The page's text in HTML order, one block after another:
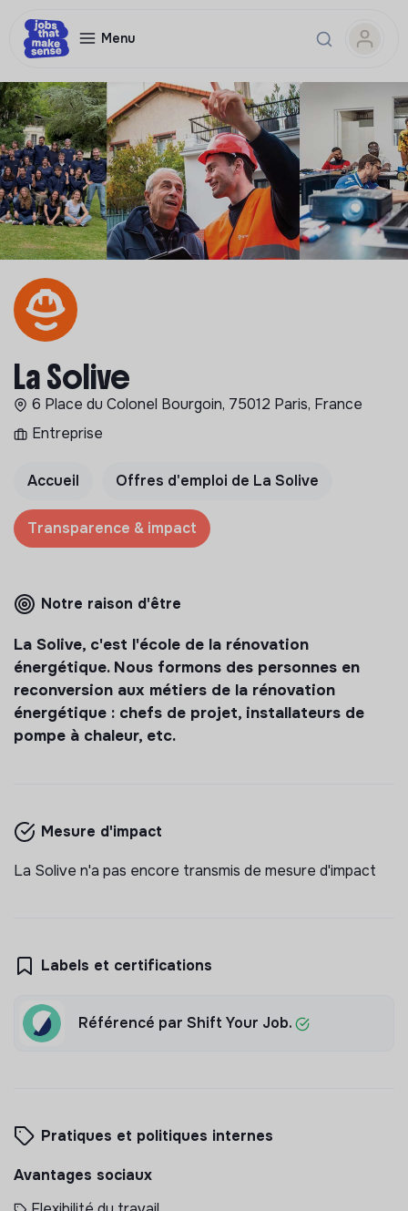
Menu
La Solive
6 Place du Colonel Bourgoin, 75012 Paris, France
Entreprise
Accueil Offres d'emploi de La Solive
Transparence & impact
Notre raison d'être
La Solive, c'est l'école de la rénovation
énergétique. Nous formons des personnes en
reconversion aux métiers de la rénovation
énergétique : chefs de projet, installateurs de
pompe à chaleur, etc.
Mesure d'impact
La Solive n'a pas encore transmis de mesure d'impact
Labels et certifications
Référencé par Shift Your Job.
Pratiques et politiques internes
Avantages sociaux